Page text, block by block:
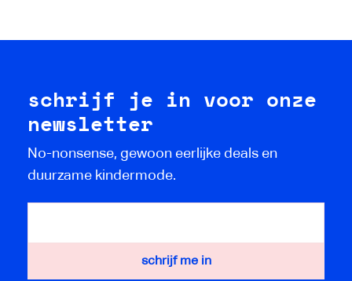
schrijf je in voor onze
newsletter
No-nonsense, gewoon eerlijke deals en
duurzame kindermode.